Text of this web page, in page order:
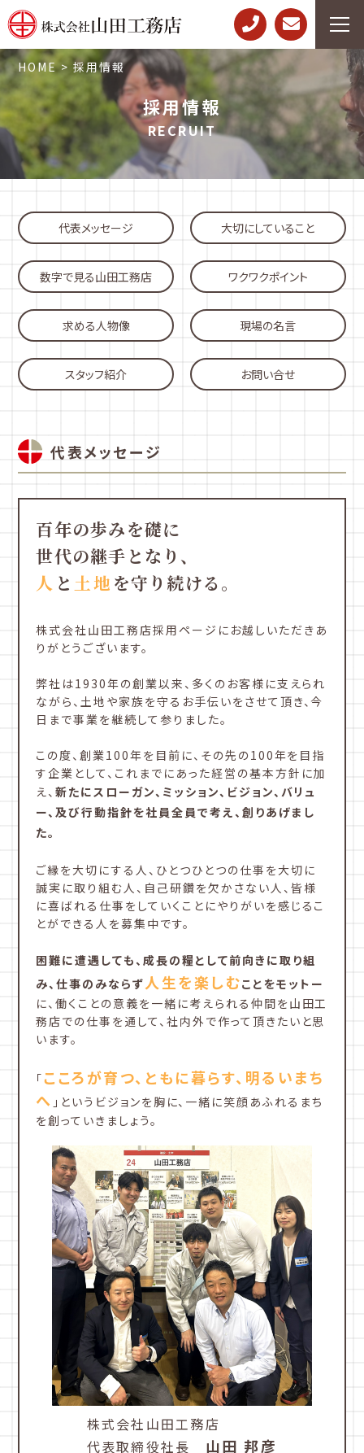
HOME>採用情報
採用情報
RECRUIT
代表メッセージ 大切にしていること
数字で見る山田工務店 ワクワクポイント
求める人物像 現場の名言
スタッフ紹介 お問い合せ
代表メッセージ
百年の歩みを礎に
世代の継手となり、
人 と 土地 を守り続ける。
株式会社山田工務店採用ページにお越しいただきあ
りがとうございます。
弊社は1930年の創業以来、多くのお客様に支えられ
ながら、土地や家族を守るお手伝いをさせて頂き、今
日まで事業を継続して参りました。
この度、創業100年を目前に、その先の100年を目指
す企業として、これまでにあった経営の基本方針に加
え、新たにスローガン、ミッション、ビジョン、バリュ
ー、及び行動指針を社員全員で考え、創りあげまし
た。
ご縁を大切にする人、ひとつひとつの仕事を大切に
誠実に取り組む人、自己研鑽を欠かさない人、皆様
に喜ばれる仕事をしていくことにやりがいを感じるこ
とができる人を募集中です。
困難に遭遇しても、成長の糧として前向きに取り組
み、仕事のみならず人生を楽しむことをモットー
に、働くことの意義を一緒に考えられる仲間を山田工
務店での仕事を通して、社内外で作って頂きたいと思
います。
「こころが育つ、ともに暮らす、明るいまち
へ 」というビジョンを胸に、一緒に笑顔あふれるまち
を創っていきましょう。
株式会社山田工務店
代表取締役社長 山田 邦彦